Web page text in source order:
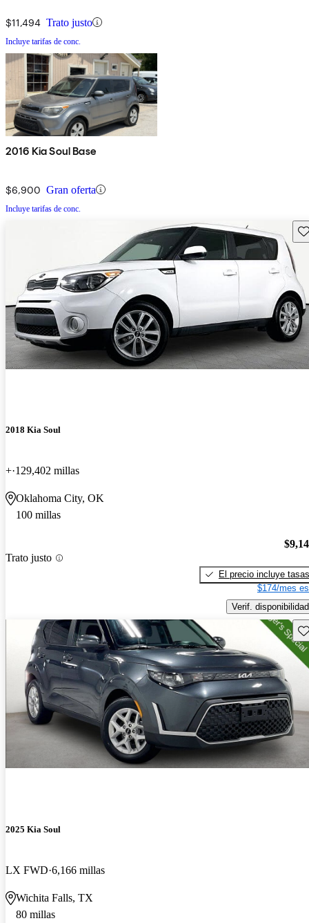
$11,494 Trato justo
Incluye tarifas de conc.
2016 Kia Soul Base
$6,900 Gran oferta
Incluye tarifas de conc.
2018 Kia Soul
+ 129,402 millas
Oklahoma City, OK
100 millas
Trato justo
El precio incluye tasas
$174/mes
Verif. disponibilidad
2025 Kia Soul
LX FWD 6,166 millas
Wichita Falls, TX
80 millas